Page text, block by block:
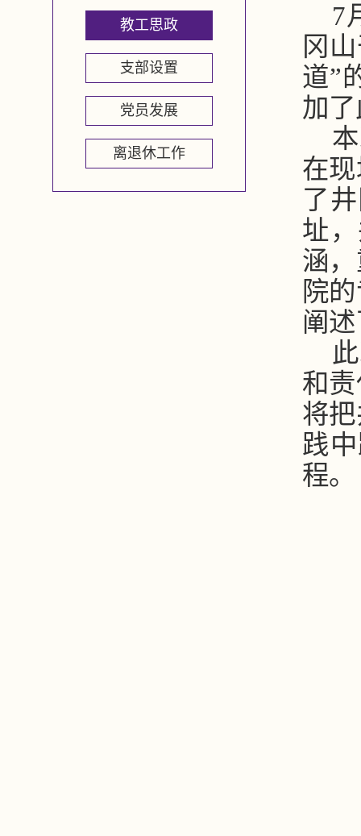
教工思政
支部设置
党员发展
离退休工作
7
冈
道”
加
在
了
址
涵
院
阐
和
将
践
程。